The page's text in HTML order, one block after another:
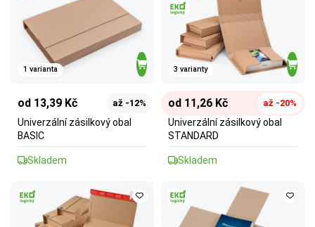
1 varianta
od 13,39 Kč až -12%
Univerzální zásilkový obal
BASIC
Skladem
3 varianty
od 11,26 Kč až -20%
Univerzální zásilkový obal
STANDARD
Skladem